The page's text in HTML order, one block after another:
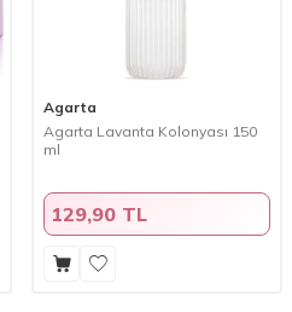
Agarta
Agarta Lavanta Kolonyası 150
ml
129,90 TL